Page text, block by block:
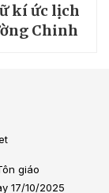
kí ức lịch
Chinh
giáo
17/10/2025